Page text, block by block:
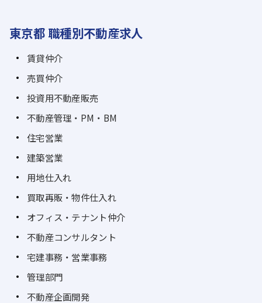
東京都 職種別不動産求人
賃貸仲介
売買仲介
投資用不動産販売
不動産管理・PM・BM
住宅営業
建築営業
用地仕入れ
買取再販・物件仕入れ
オフィス・テナント仲介
不動産コンサルタント
宅建事務・営業事務
管理部門
不動産企画開発